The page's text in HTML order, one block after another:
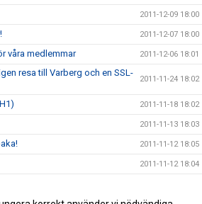
2011-12-09 18:00
2011-12-07 18:00
våra medlemmar 2011-12-06 18:01
resa till Varberg och en SSL-
2011-11-24 18:02
2011-11-18 18:02
2011-11-13 18:03
2011-11-12 18:05
2011-11-12 18:04